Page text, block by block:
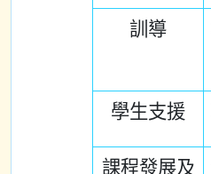
訓導
學生支援
課程發展及